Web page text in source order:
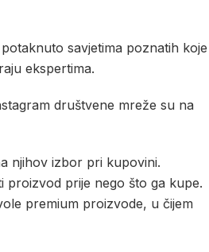
savjetima poznatih koje
ekspertima.
društvene mreže su na
njihov izbor pri kupovini.
proizvod prije nego što ga kupe.
premium proizvode, u čijem